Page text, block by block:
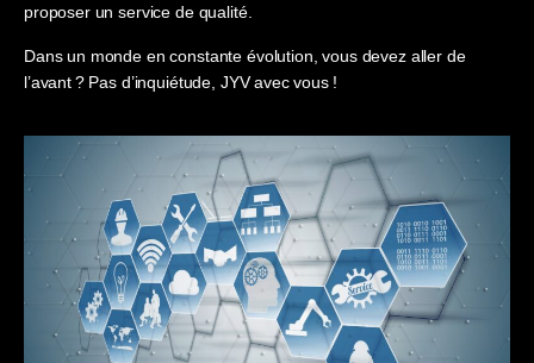
proposer un service de qualité.
Dans un monde en constante évolution, vous devez aller de
l’avant ? Pas d’inquiétude, JYV avec vous !